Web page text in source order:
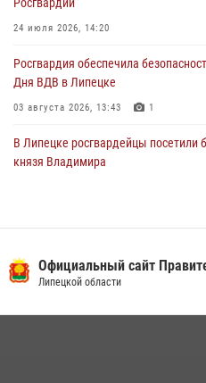
Росгвардии
24 июля 2026, 14:20
Росгвардия обеспечила
Дня ВДВ в Липецке
03 августа 2026, 13:43 1
В Липецке росгвардейцы посетили
князя Владимира
24 июля 2026, 14:32 1
Официальный сайт
Липецкой области